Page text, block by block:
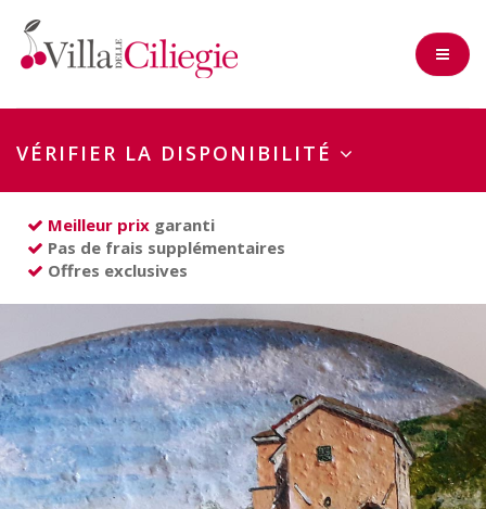
VÉRIFIER LA DISPONIBILITÉ
Adultes
Enfants(0-2 Années)
Meilleur prix garanti
Pas de frais supplémentaires
Offres exclusives